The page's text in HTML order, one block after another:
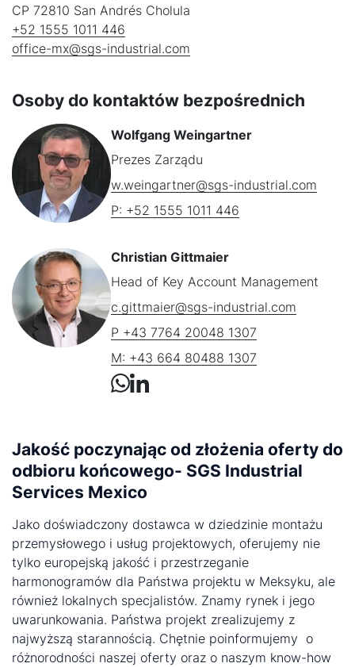
CP 72810 San Andrés Cholula
+52 1555 1011 446
office-mx@sgs-industrial.com
Osoby do kontaktów bezpośrednich
Wolfgang Weingartner
Prezes Zarządu
w.weingartner@sgs-industrial.com
P: +52 1555 1011 446
Christian Gittmaier
Head of Key Account Management
c.gittmaier@sgs-industrial.com
P +43 7764 20048 1307
M: +43 664 80488 1307
Jakość poczynając od złożenia oferty do
odbioru końcowego- SGS Industrial
Services Mexico
Jako doświadczony dostawca w dziedzinie montażu
przemysłowego i usług projektowych, oferujemy nie
tylko europejską jakość i przestrzeganie
harmonogramów dla Państwa projektu w Meksyku, ale
również lokalnych specjalistów. Znamy rynek i jego
uwarunkowania. Państwa projekt zrealizujemy z
najwyższą starannością. Chętnie poinformujemy o
różnorodności naszej oferty oraz o naszym know-how